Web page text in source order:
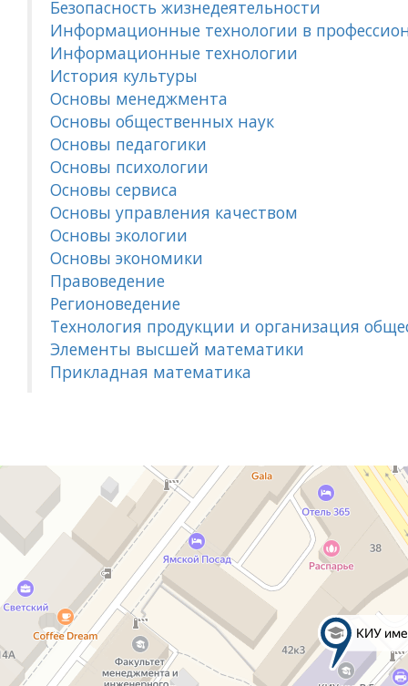
Безопасность жизнедеятельности
Информационные технологии в
Информационные технологии
История культуры
Основы менеджмента
Основы общественных наук
Основы педагогики
Основы психологии
Основы сервиса
Основы управления качеством
Основы экологии
Основы экономики
Правоведение
Регионоведение
Технология продукции и организация
Элементы высшей математики
Прикладная математика